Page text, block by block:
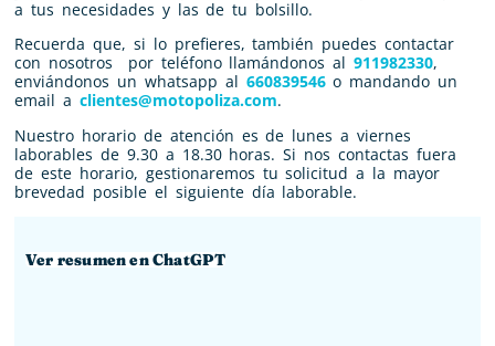
a tus necesidades y las de tu bolsillo.
Recuerda que, si lo prefieres, también puedes contactar
con nosotros por teléfono llamándonos al911982330,
enviándonos un whatsapp al 660839546o mandando un
email a clientes@motopoliza.com.
Nuestro horario de atención es de lunes a viernes
laborables de 9.30 a 18.30 horas. Si nos contactas fuera
de este horario, gestionaremos tu solicitud a la mayor
brevedad posible el siguiente día laborable.
Ver resumen en ChatGPT